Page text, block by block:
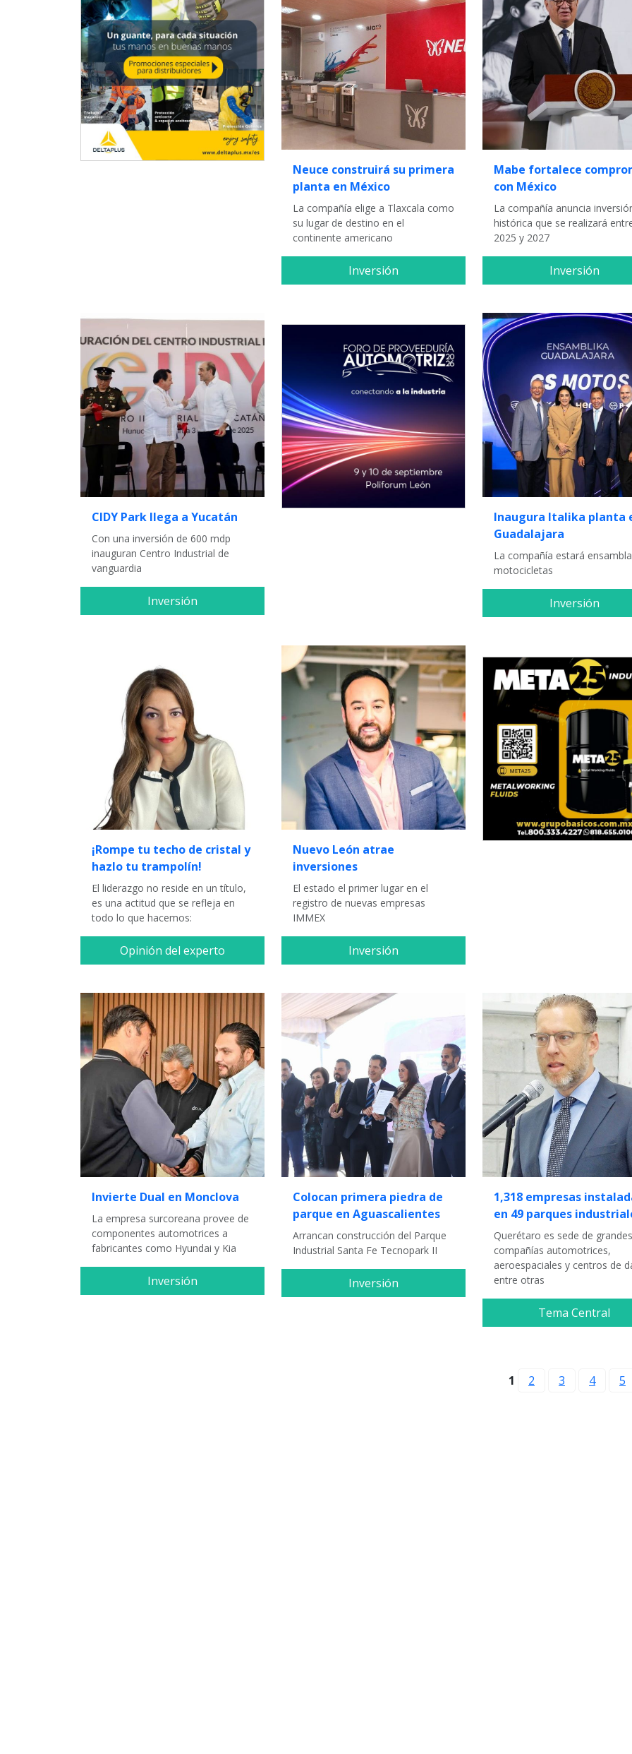
Neuce construirá su primera
planta en México
La compañía elige a Tlaxcala como
su lugar de destino en el
continente americano
Inversión
Mabe fortalece
con México
La compañía anuncia
histórica que se realizará
2025 y 2027
Inversión
CIDY Park llega a Yucatán
Con una inversión de 600 mdp
inauguran Centro Industrial de
vanguardia
Inversión
Inaugura Italika planta
Guadalajara
La compañía estará
motocicletas
Inversión
¡Rompe tu techo de cristal y
hazlo tu trampolín!
El liderazgo no reside en un título,
es una actitud que se refleja en
todo lo que hacemos:
Opinión del experto
Nuevo León atrae
inversiones
El estado el primer lugar en el
registro de nuevas empresas
IMMEX
Inversión
Invierte Dual en Monclova
La empresa surcoreana provee de
componentes automotrices a
fabricantes como Hyundai y Kia
Inversión
Colocan primera piedra de
parque en Aguascalientes
Arrancan construcción del Parque
Industrial Santa Fe Tecnopark II
Inversión
1,318 empresas
en 49 parques
Querétaro es sede de grandes
compañías automotrices,
aeroespaciales y centros de
entre otras
Tema Central
1 2 3 4 5